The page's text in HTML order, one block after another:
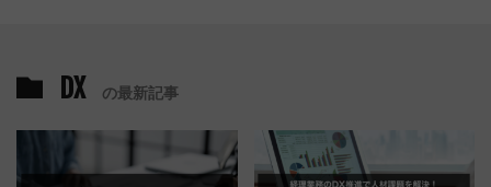
DX の最新記事